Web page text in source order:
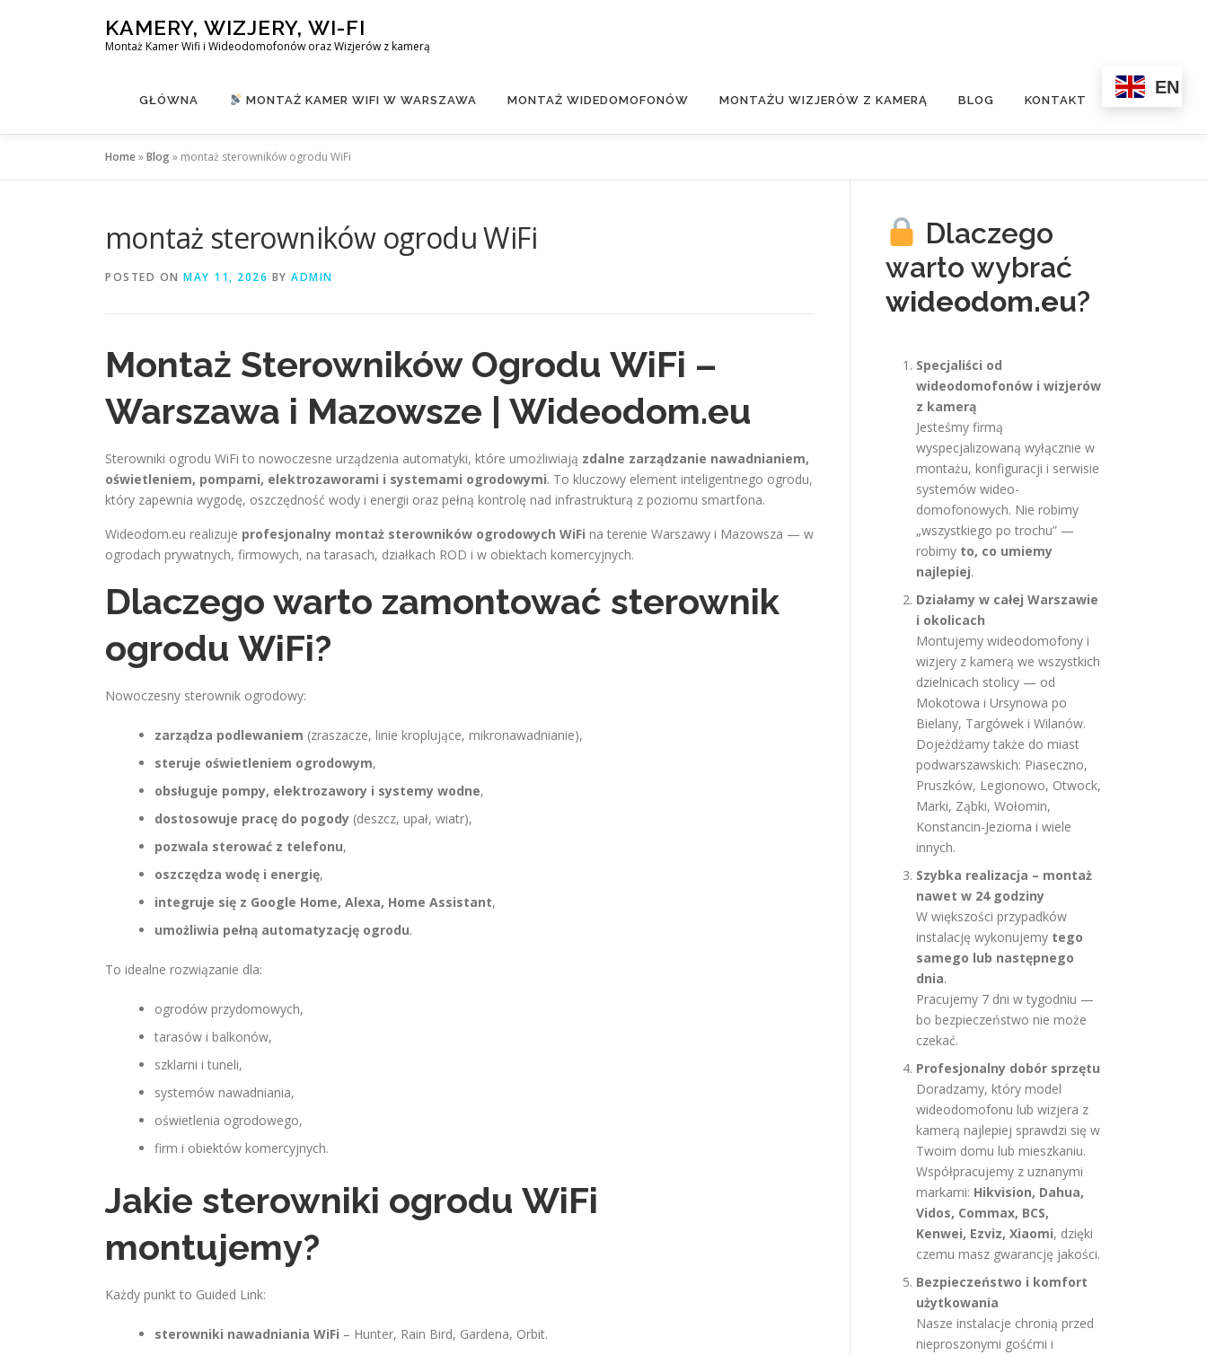
KAMERY, WIZJERY, WI-FI
Montaż Kamer Wifi i Wideodomofonów oraz Wizjerów z kamerą
GŁÓWNA MONTAŻ KAMER WIFI W WARSZAWA MONTAŻ WIDEDOMOFONÓW MONTAŻU WIZJERÓW Z KAMERĄ BLOG KONTAKT
EN
Home»Blog» montaż sterowników ogrodu WiFi
montaż sterowników ogrodu WiFi
POSTED ON MAY 11, 2026 BY ADMIN
Montaż Sterowników Ogrodu WiFi –
Warszawa i Mazowsze | Wideodom.eu
Sterowniki ogrodu WiFi to nowoczesne urządzenia automatyki, które umożliwiają zdalne zarządzanie nawadnianiem,
oświetleniem, pompami, elektrozaworami i systemami ogrodowymi. To kluczowy element inteligentnego ogrodu,
który zapewnia wygodę, oszczędność wody i energii oraz pełną kontrolę nad infrastrukturą z poziomu smartfona.
Wideodom.eu realizuje profesjonalny montaż sterowników ogrodowych WiFi na terenie Warszawy i Mazowsza — w
ogrodach prywatnych, firmowych, na tarasach, działkach ROD i w obiektach komercyjnych.
Dlaczego warto zamontować sterownik
ogrodu WiFi?
Nowoczesny sterownik ogrodowy:
zarządza podlewaniem (zraszacze, linie kroplujące, mikronawadnianie),
steruje oświetleniem ogrodowym,
obsługuje pompy, elektrozawory i systemy wodne,
dostosowuje pracę do pogody (deszcz, upał, wiatr),
pozwala sterować z telefonu,
oszczędza wodę i energię,
integruje się z Google Home, Alexa, Home Assistant,
umożliwia pełną automatyzację ogrodu.
To idealne rozwiązanie dla:
ogrodów przydomowych,
tarasów i balkonów,
szklarni i tuneli,
systemów nawadniania,
oświetlenia ogrodowego,
firm i obiektów komercyjnych.
Jakie sterowniki ogrodu WiFi
montujemy?
Każdy punkt to Guided Link:
sterowniki nawadniania WiFi – Hunter, Rain Bird, Gardena, Orbit.
Dlaczego
warto wybrać
wideodom.eu?
Specjaliści od
wideodomofonów i wizjerów
z kamerą
Jesteśmy firmą
wyspecjalizowaną wyłącznie w
montażu, konfiguracji i serwisie
systemów wideo-
domofonowych. Nie robimy
„wszystkiego po trochu” —
robimy to, co umiemy
najlepiej.
Działamy w całej Warszawie
i okolicach
Montujemy wideodomofony i
wizjery z kamerą we wszystkich
dzielnicach stolicy — od
Mokotowa i Ursynowa po
Bielany, Targówek i Wilanów.
Dojeżdżamy także do miast
podwarszawskich: Piaseczno,
Pruszków, Legionowo, Otwock,
Marki, Ząbki, Wołomin,
Konstancin-Jeziorna i wiele
innych.
Szybka realizacja – montaż
nawet w 24 godziny
W większości przypadków
instalację wykonujemy tego
samego lub następnego
dnia.
Pracujemy 7 dni w tygodniu —
bo bezpieczeństwo nie może
czekać.
Profesjonalny dobór sprzętu
Doradzamy, który model
wideodomofonu lub wizjera z
kamerą najlepiej sprawdzi się w
Twoim domu lub mieszkaniu.
Współpracujemy z uznanymi
markami: Hikvision, Dahua,
Vidos, Commax, BCS,
Kenwei, Ezviz, Xiaomi, dzięki
czemu masz gwarancję jakości.
Bezpieczeństwo i komfort
użytkowania
Nasze instalacje chronią przed
nieproszonymi gośćmi i